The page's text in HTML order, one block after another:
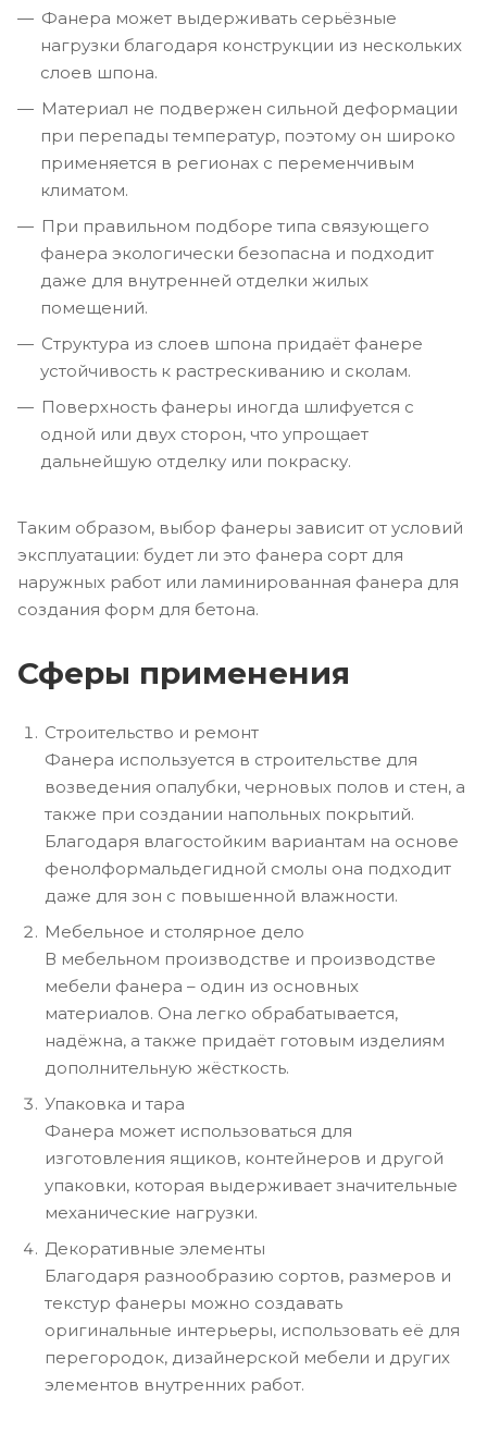
Фанера может выдерживать серьёзные
нагрузки благодаря конструкции из нескольких
слоев шпона.
Материал не подвержен сильной деформации
при перепады температур, поэтому он широко
применяется в регионах с переменчивым
климатом.
При правильном подборе типа связующего
фанера экологически безопасна и подходит
даже для внутренней отделки жилых
помещений.
Структура из слоев шпона придаёт фанере
устойчивость к растрескиванию и сколам.
Поверхность фанеры иногда шлифуется с
одной или двух сторон, что упрощает
дальнейшую отделку или покраску.
Таким образом, выбор фанеры зависит от условий
эксплуатации: будет ли это фанера сорт для
наружных работ или ламинированная фанера для
создания форм для бетона.
Сферы применения
Строительство и ремонт
Фанера используется в строительстве для
возведения опалубки, черновых полов и стен, а
также при создании напольных покрытий.
Благодаря влагостойким вариантам на основе
фенолформальдегидной смолы она подходит
даже для зон с повышенной влажности.
Мебельное и столярное дело
В мебельном производстве и производстве
мебели фанера – один из основных
материалов. Она легко обрабатывается,
надёжна, а также придаёт готовым изделиям
дополнительную жёсткость.
Упаковка и тара
Фанера может использоваться для
изготовления ящиков, контейнеров и другой
упаковки, которая выдерживает значительные
механические нагрузки.
Декоративные элементы
Благодаря разнообразию сортов, размеров и
текстур фанеры можно создавать
оригинальные интерьеры, использовать её для
перегородок, дизайнерской мебели и других
элементов внутренних работ.